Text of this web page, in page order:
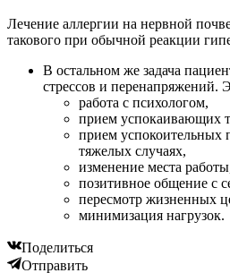
Лечение аллергии на нервной
такового при обычной реакции
В остальном же задача
стрессов и перенапряжений.
работа с психологом,
прием успокаивающих
прием успокоительных
тяжелых случаях,
изменение места
позитивное общение с
пересмотр жизненных
минимизация нагрузок.
Поделиться
Отправить